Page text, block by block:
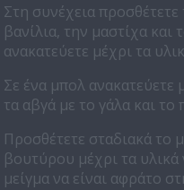
Στη συνέχεια
βανίλια, την μαστίχα
ανακατεύετε μέχρι τα
Σε ένα μπολ ανακατεύετε
τα αβγά με το γάλα και το
Προσθέτετε σταδιακά το
βουτύρου μέχρι τα υλικά
μείγμα να είναι αφράτο